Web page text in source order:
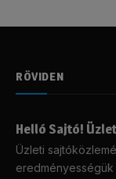
RÖVIDEN
Helló Sajtó!
Üzleti
eredményességük